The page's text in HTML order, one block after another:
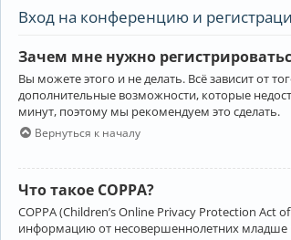
Вход на конференцию и
Зачем мне нужно
Вы можете этого и не делать. Всё зависит от
дополнительные возможности, которые
минут, поэтому мы рекомендуем это сделать.
Вернуться к началу
Что такое COPPA?
COPPA (Children’s Online Privacy Protection
информацию от несовершеннолетних младше